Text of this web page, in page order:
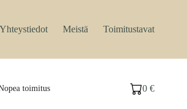
Yhteystiedot Meistä Toimitustavat
toimitus Ostoskori
0€